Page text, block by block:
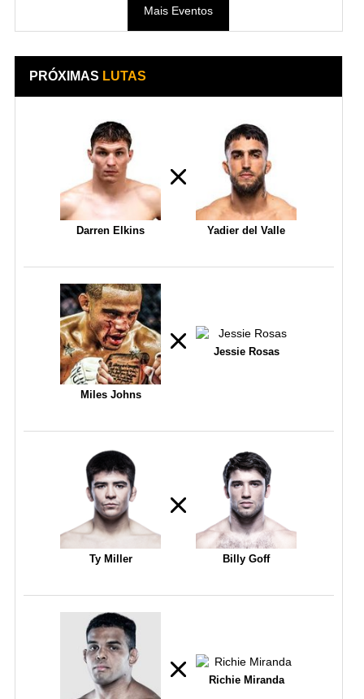
Mais Eventos
PRÓXIMAS LUTAS
Darren Elkins Yadier del Valle
Miles Johns
Jessie Rosas
Ty Miller Billy Goff
Richie Miranda